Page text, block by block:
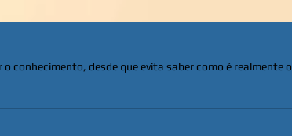
conhecimento, desde que evita saber como é realmente o